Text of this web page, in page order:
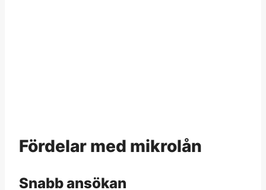
Fördelar med mikrolån
Snabb ansökan